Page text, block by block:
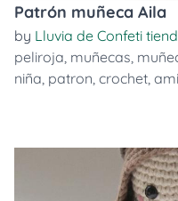
Patrón muñeca Aila
by Lluvia de Confeti
peliroja, muñecas,
niña, patron, crochet,